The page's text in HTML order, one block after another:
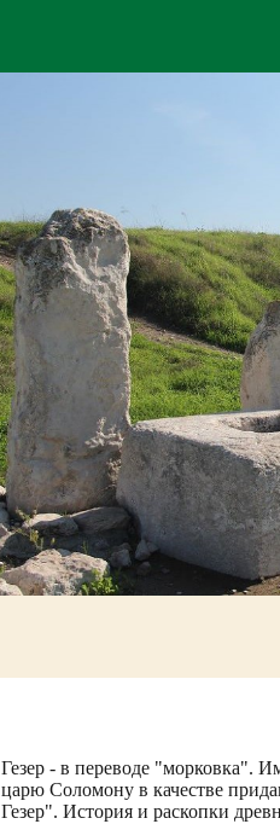
Гезер - в переводе "морковка".
царю Соломону в качестве
Гезер". История и раскопки